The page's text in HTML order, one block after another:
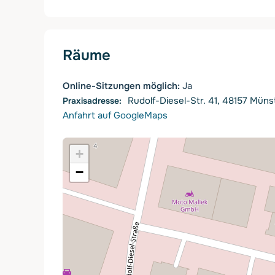
Räume
Online-Sitzungen möglich: Ja
Rudolf-Diesel-Str. 41, 48157
Anfahrt auf GoogleMaps
+
−